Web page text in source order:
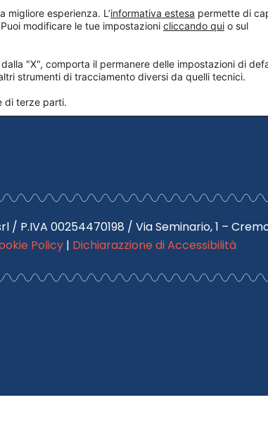
NOSTRA FILOSOFIA I PRODOTTI LA
articolo. Modificalo o eliminalo e quindi inizia
srl / P.IVA 00254470198 / Via Seminario, 1 –
Policy| Dichiarazzione di Accessibilità
esperienza. L’informativa estesa permette di
modificare le tue impostazioni cliccando qui o sul
"X", comporta il permanere delle impostazioni di
strumenti di tracciamento diversi da quelli tecnici.
di terze parti.